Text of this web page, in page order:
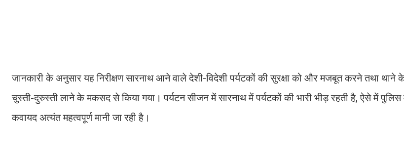
जानकारी के अनुसार यह निरीक्षण सारनाथ आने वाले देशी-विदेशी पर्यटकों की सुरक्षा को और मजबूत करने तथा थाने
चुस्ती-दुरुस्ती लाने के मकसद से किया गया। पर्यटन सीजन में सारनाथ में पर्यटकों की भारी भीड़ रहती है, ऐसे में
कवायद अत्यंत महत्वपूर्ण मानी जा रही है।